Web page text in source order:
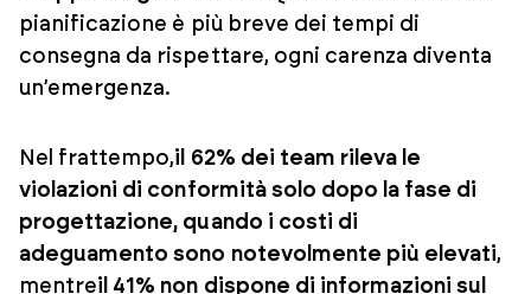
pianificazione è più breve dei tempi di
consegna da rispettare, ogni carenza diventa
un’emergenza.
Nel frattempo,il 62% dei team rileva le
violazioni di conformità solo dopo la fase di
progettazione, quando i costi di
adeguamento sono notevolmente più elevati,
mentreil 41% non dispone di informazioni sul